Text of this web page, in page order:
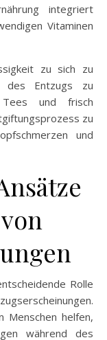
integriert
Vitaminen
zu sich zu
des Entzugs zu
Tees und frisch
zu
und
Rolle
Menschen helfen,
während des